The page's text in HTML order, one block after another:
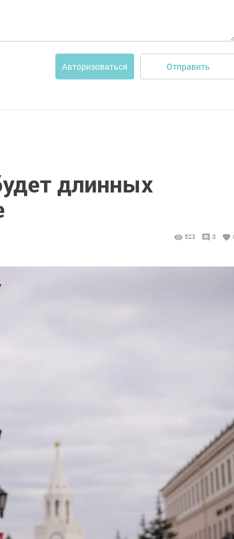
Авторизоваться Отправить
длинных
523 0